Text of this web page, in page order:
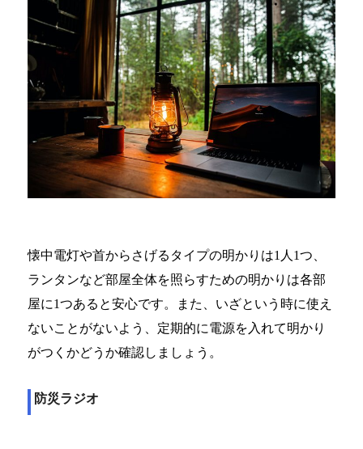
懐中電灯や首からさげるタイプの明かりは1人1つ、
ランタンなど部屋全体を照らすための明かりは各部
屋に1つあると安心です。また、いざという時に使え
ないことがないよう、定期的に電源を入れて明かり
がつくかどうか確認しましょう。
防災ラジオ